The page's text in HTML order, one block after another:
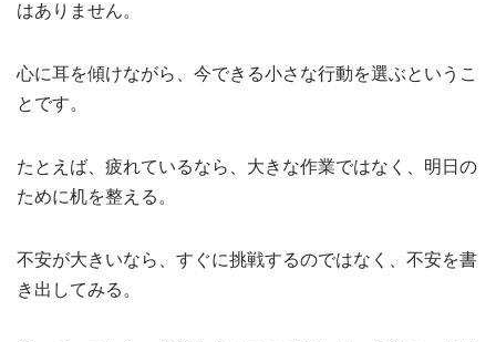
はありません。
心に耳を傾けながら、今できる小さな行動を選ぶというこ
とです。
たとえば、疲れているなら、大きな作業ではなく、明日の
ために机を整える。
不安が大きいなら、すぐに挑戦するのではなく、不安を書
き出してみる。